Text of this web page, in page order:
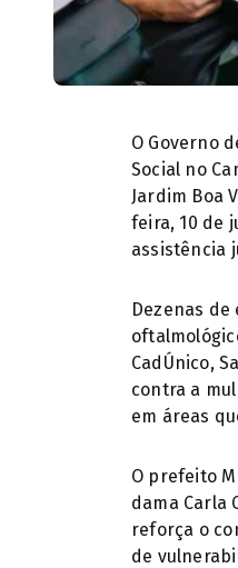
O Governo
Social no
Jardim Boa
feira, 10 de
assistência
Dezenas
CadÚnico,
contra a
em áreas
O prefeito
dama Carla
reforça o
de